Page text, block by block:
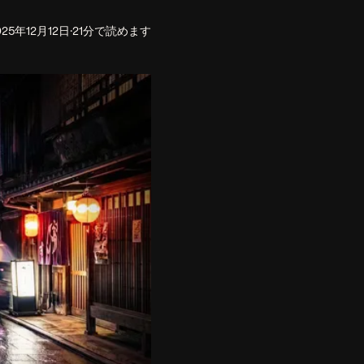
年12月12日 ·21分で読めます